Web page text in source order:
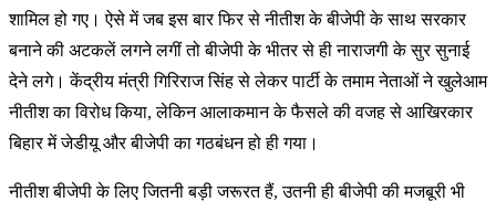
शामिल हो गए। ऐसे में जब इस बार फिर से नीतीश के बीजेपी के साथ सरकार
बनाने की अटकलें लगने लगीं तो बीजेपी के भीतर से ही नाराजगी के सुर सुनाई
देने लगे। केंद्रीय मंत्री गिरिराज सिंह से लेकर पार्टी के तमाम नेताओं ने खुलेआम
नीतीश का विरोध किया, लेकिन आलाकमान के फैसले की वजह से आखिरकार
बिहार में जेडीयू और बीजेपी का गठबंधन हो ही गया।
नीतीश बीजेपी के लिए जितनी बड़ी जरूरत हैं, उतनी ही बीजेपी की मजबूरी भी